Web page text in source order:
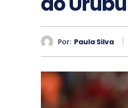
Por: Paula Silva